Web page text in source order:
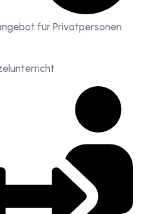
für Privatpersonen